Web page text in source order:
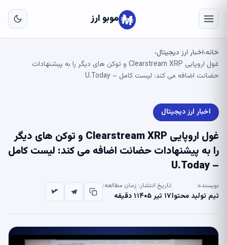
موبو ارز
خانه›اخبار ارز دیجیتال›
غول اروپایی Clearstream XRP و توکن های دیگر را به پیشنهادات
حضانت اضافه می کند: لیست کامل – U.Today
اخبار ارز دیجیتال
غول اروپایی Clearstream XRP و توکن های دیگر
را به پیشنهادات حضانت اضافه می کند: لیست کامل
– U.Today
نویسنده:
تیم تولید محتوا
تاریخ انتشار:
۱۷ تیر ۱۴۰۵
زمان مطالعه:
۱ دقیقه